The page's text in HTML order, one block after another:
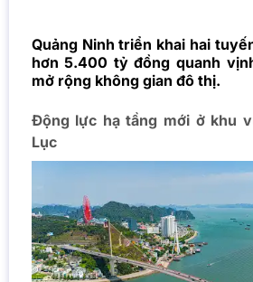
Quảng Ninh triển khai hai
hơn 5.400 tỷ đồng quanh
mở rộng không gian đô thị.
Động lực hạ tầng mới ở khu
Lục